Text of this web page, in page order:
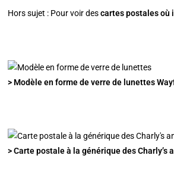
Hors sujet : Pour voir descartes postales où
> Modèle en forme de verre de lunettes
> Carte postale à la générique des